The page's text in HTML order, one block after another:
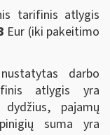
tarifinis atlygis
Eur (iki pakeitimo
darbo
atlygis yra
pajamų
suma yra